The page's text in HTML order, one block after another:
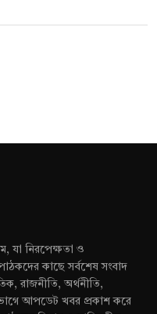
যা নিরপেক্ষতা ও
কাছে সর্বশেষ সংবাদ
রাজনীতি, অর্থনীতি,
আপডেট খবর প্রকাশ করে